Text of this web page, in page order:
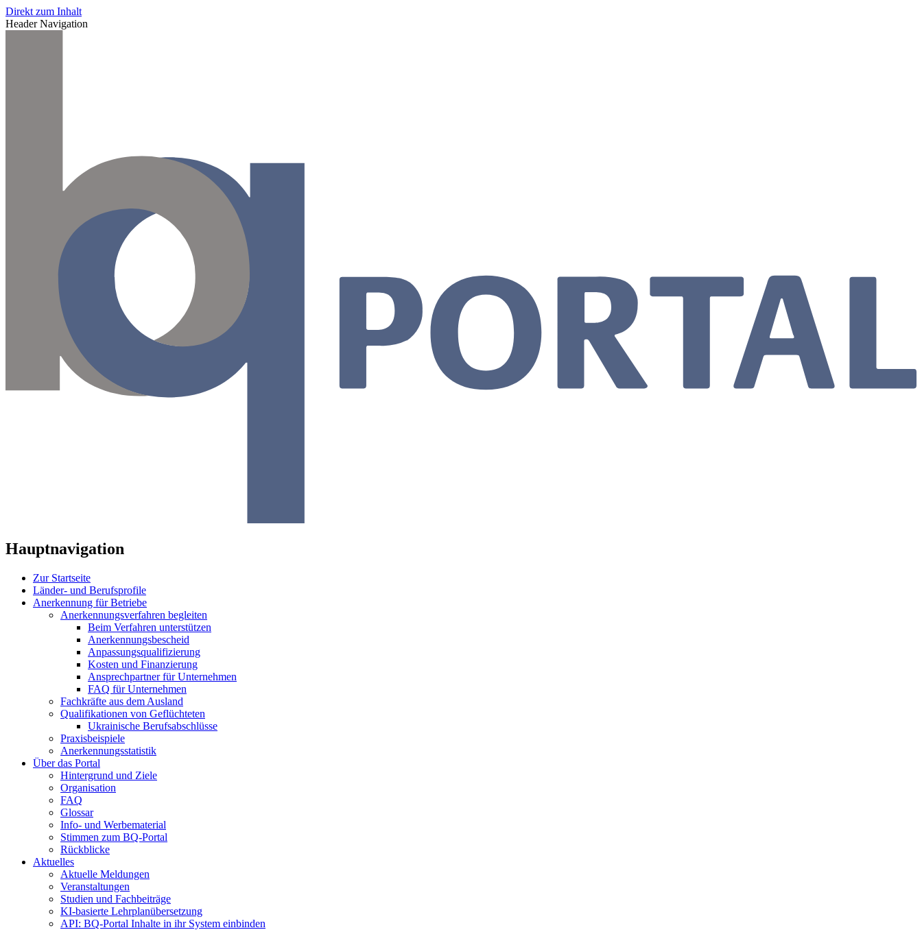
Direkt zum Inhalt
Header Navigation
Hauptnavigation
Zur Startseite
Länder- und Berufsprofile
Anerkennung für Betriebe
Anerkennungsverfahren begleiten
Beim Verfahren unterstützen
Anerkennungsbescheid
Anpassungsqualifizierung
Kosten und Finanzierung
Ansprechpartner für Unternehmen
FAQ für Unternehmen
Fachkräfte aus dem Ausland
Qualifikationen von Geflüchteten
Ukrainische Berufsabschlüsse
Praxisbeispiele
Anerkennungsstatistik
Über das Portal
Hintergrund und Ziele
Organisation
FAQ
Glossar
Info- und Werbematerial
Stimmen zum BQ-Portal
Rückblicke
Aktuelles
Aktuelle Meldungen
Veranstaltungen
Studien und Fachbeiträge
KI-basierte Lehrplanübersetzung
API: BQ-Portal Inhalte in ihr System einbinden